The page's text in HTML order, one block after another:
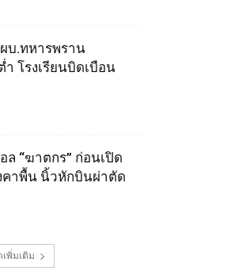
บ.ทหารพราน
โรงเรียนบิดเบือน
ล “ฆาตกร” ก่อนเปิด
าพื้น นิ้วหักบินผ่าตัด
พิ่มเติม